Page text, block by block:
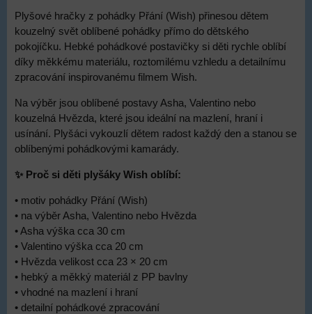
Plyšové hračky z pohádky Přání (Wish) přinesou dětem
kouzelný svět oblíbené pohádky přímo do dětského
pokojíčku. Hebké pohádkové postavičky si děti rychle oblíbí
díky měkkému materiálu, roztomilému vzhledu a detailnímu
zpracování inspirovanému filmem Wish.
Na výběr jsou oblíbené postavy Asha, Valentino nebo
kouzelná Hvězda, které jsou ideální na mazlení, hraní i
usínání. Plyšáci vykouzlí dětem radost každý den a stanou se
oblíbenými pohádkovými kamarády.
✨ Proč si děti plyšáky Wish oblíbí:
• motiv pohádky Přání (Wish)
• na výběr Asha, Valentino nebo Hvězda
• Asha výška cca 30 cm
• Valentino výška cca 20 cm
• Hvězda velikost cca 23 × 20 cm
• hebký a měkký materiál z PP bavlny
• vhodné na mazlení i hraní
• detailní pohádkové zpracování